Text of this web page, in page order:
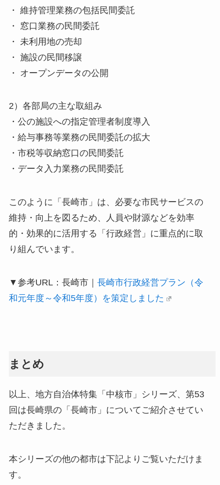
・ 維持管理業務の包括民間委託
・ 窓口業務の民間委託
・ 未利用地の売却
・ 施設の民間移譲
・ オープンデータの公開
2）各部局の主な取組み
・公の施設への指定管理者制度導入
・給与事務等業務の民間委託の拡大
・市税等収納窓口の民間委託
・データ入力業務の民間委託
このように「長崎市」は、必要な市民サービスの
維持・向上を図るため、人員や財源などを効率
的・効果的に活用する「行政経営」に重点的に取
り組んでいます。
▼参考URL：長崎市｜ 長崎市行政経営プラン（令
和元年度～令和5年度）を策定しました
まとめ
以上、地方自治体特集「中核市」シリーズ、第53
回は長崎県の「長崎市」についてご紹介させてい
ただきました。
本シリーズの他の都市は下記よりご覧いただけま
す。